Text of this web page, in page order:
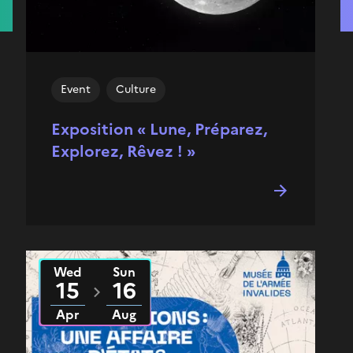
Exposition « Lune, Préparez,
Explorez, Rêvez ! »
Event Culture
From
Wed
15
Apr
2026 toSun
16
Aug
2026